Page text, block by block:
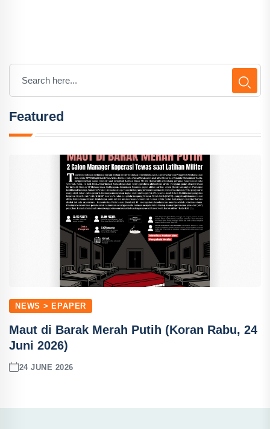
Featured
NEWS > EPAPER
Maut di Barak Merah Putih (Koran Rabu, 24
Juni 2026)
24 JUNE 2026